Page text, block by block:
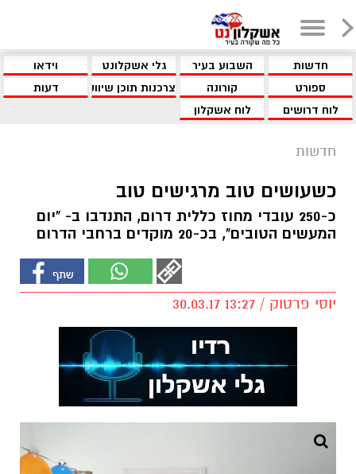
חדשות השבוע בעיר גלי אשקלונט
וידאו
ספורט
קורונה צרכנות תוכן שיווקי
דעות
לוח דרושים
לוח אשקלון
חדשות
כשעושים טוב מרגישים טוב
כ-250 עובדי מחוז כללית דרום, התנדבו ב- "יום
המעשים הטובים", בכ-20 מוקדים ברחבי הדרום
יוסי פרטוק / 13:27 30.03.17